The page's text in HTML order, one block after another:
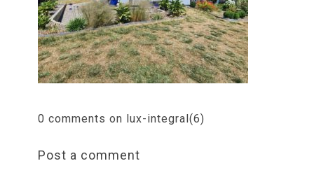
0 comments on lux-integral(6)
Post a comment